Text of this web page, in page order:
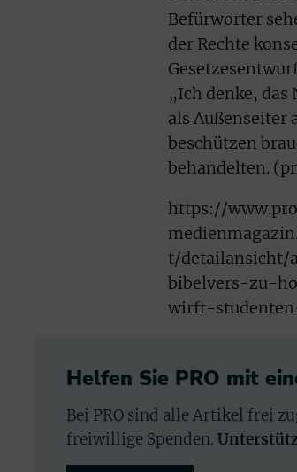
Befürworter
der Rechte
„Ich denke, das
als Außenseiter
beschützen
behandelten.
https://
t/detailansicht/
bibelvers-zu-
wirft-
Helfen Sie PRO mit
Bei PRO sind alle Artikel frei
freiwillige Spenden.